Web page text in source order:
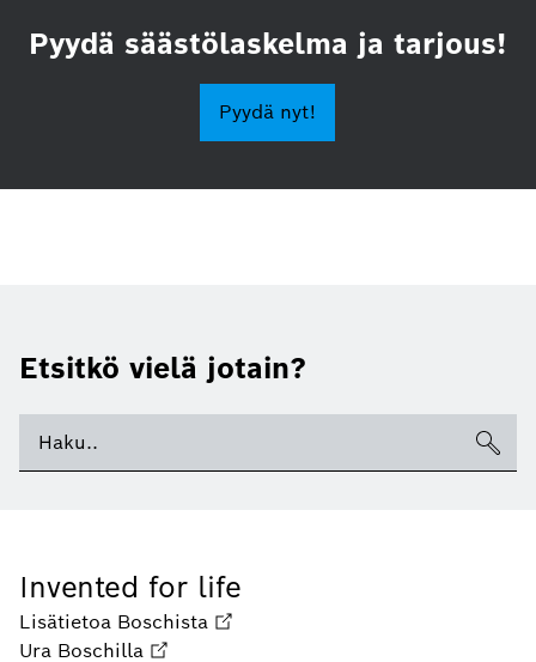
Pyydä säästölaskelma ja tarjous!
Pyydä nyt!
Etsitkö vielä jotain?
Invented for life
Lisätietoa Boschista
Ura Boschilla